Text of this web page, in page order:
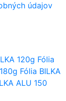
údajov
120g Fólia
Fólia BILKA
ALU 150